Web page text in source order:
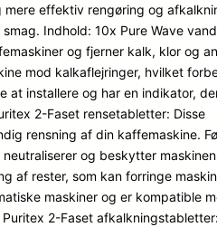
effektiv rengøring og
Indhold: 10x Pure Wave
og fjerner kalk, klor og
mod kalkaflejringer, hvilket
at installere og har en indikator,
2-Faset rensetabletter: Disse
rensning af din kaffemaskine.
og beskytter
af rester, som kan forringe
maskiner og er kompatible
2-Faset afkalkningstabletter: